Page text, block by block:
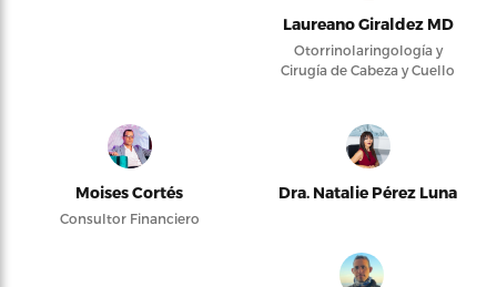
Laureano Giraldez MD
Otorrinolaringología y
Cirugía de Cabeza y Cuello
Moises Cortés
Consultor Financiero
Dra. Natalie Pérez Luna